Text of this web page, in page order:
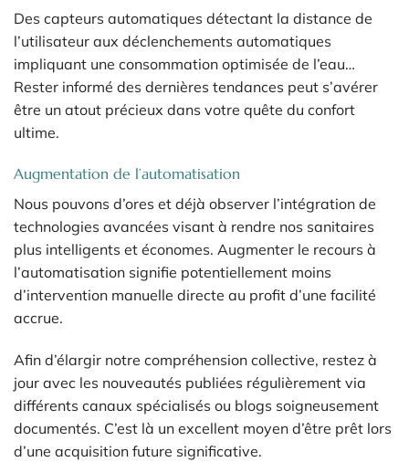
Des capteurs automatiques détectant la distance de
l’utilisateur aux déclenchements automatiques
impliquant une consommation optimisée de l’eau…
Rester informé des dernières tendances peut s’avérer
être un atout précieux dans votre quête du confort
ultime.
Augmentation de l’automatisation
Nous pouvons d’ores et déjà observer l’intégration de
technologies avancées visant à rendre nos sanitaires
plus intelligents et économes. Augmenter le recours à
l’automatisation signifie potentiellement moins
d’intervention manuelle directe au profit d’une facilité
accrue.
Afin d’élargir notre compréhension collective, restez à
jour avec les nouveautés publiées régulièrement via
différents canaux spécialisés ou blogs soigneusement
documentés. C’est là un excellent moyen d’être prêt lors
d’une acquisition future significative.